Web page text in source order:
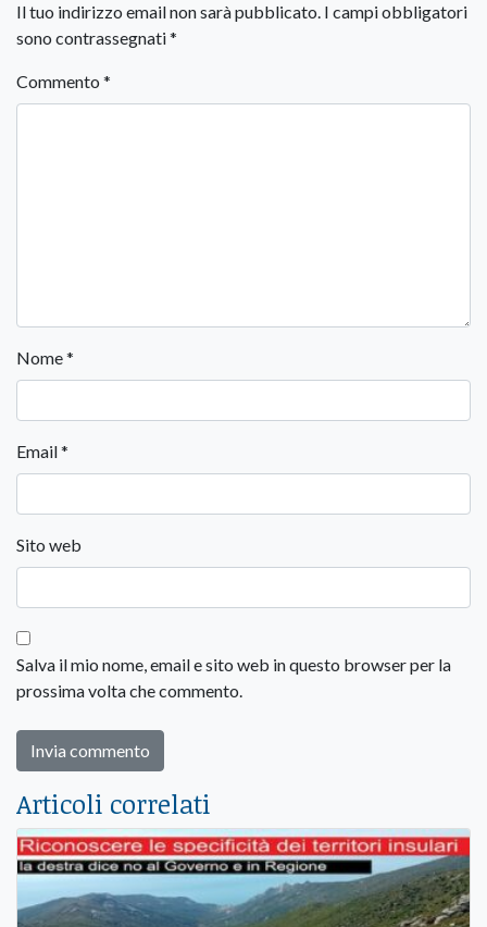
Il tuo indirizzo email non sarà pubblicato. I campi obbligatori
sono contrassegnati*
Commento *
Nome*
Email*
Sito web
Salva il mio nome, email e sito web in questo browser per la
prossima volta che commento.
Articoli correlati